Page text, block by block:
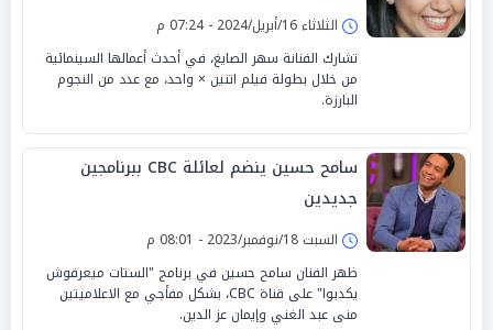
الثلاثاء 16/أبريل/2024 - 07:24 م
تشارك الفنانة سهر الصايغ، في أحدث أعمالها السينمائية
من خلال بطولة فيلم اتنين × واحد، مع عدد من النجوم
البارزة.
سامح حسين ينضم لعائلة CBC ببرنامجين
جديدين
السبت 18/نوفمبر/2023 - 08:01 م
ظهر الفنان سامح حسين في برنامج "الستات ميعرفوش
يكدبوا" على قناة CBC، بشكل مفأجي مع الاعلاميتين
منى عبد الغني وإيمان عز الدين.